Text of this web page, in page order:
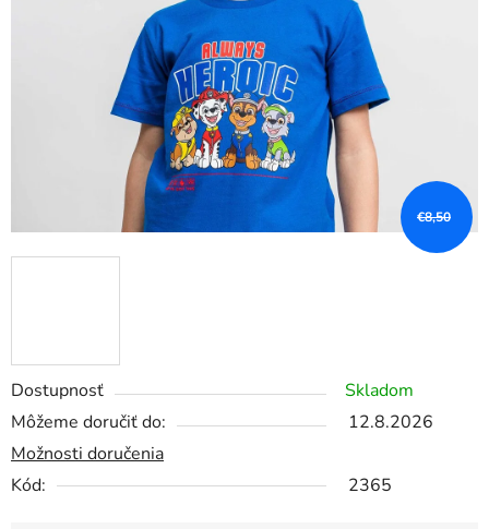
Dostupnosť
Skladom
Môžeme doručiť do:
12.8.2026
Možnosti doručenia
Kód:
2365
€8,50